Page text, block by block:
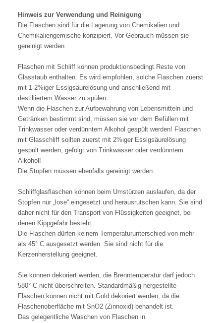
Hinweis zur Verwendung und Reinigung
Die Flaschen sind für die Lagerung von Chemikalien und
Chemikaliengemische konzipiert. Vor Gebrauch müssen sie
gereinigt werden.
Flaschen mit Schliff können produktionsbedingt Reste von
Glasstaub enthalten. Es wird empfohlen, solche Flaschen zuerst
mit 1-2%iger Essigsäurelösung und anschließend mit
destilliertem Wasser zu spülen.
Wenn die Flaschen zur Aufbewahrung von Lebensmitteln und
Getränken bestimmt sind, müssen sie vor dem Befüllen mit
Trinkwasser oder verdünntem Alkohol gespült werden! Flaschen
mit Glasschliff sollten zuerst mit 2%iger Essigsäurelösung
gespült werden, gefolgt von Trinkwasser oder verdünntem
Alkohol!
Die Stopfen müssen ebenfalls gereinigt werden.
Schliffglasflaschen können beim Umstürzen auslaufen, da der
Stopfen nur „lose“ eingesetzt und herausrutschen kann. Sie sind
daher nicht für den Transport von Flüssigkeiten geeignet, bei
denen Kippgefahr besteht.
Die Flaschen dürfen keinem Temperaturunterschied von mehr
als 45° C ausgesetzt werden. Sie sind nicht für die
Kerzenherstellung geeignet.
Sie können dekoriert werden, die Brenntemperatur darf jedoch
580° C nicht überschreiten. Standardmäßig hergestellte
Flaschen können nicht mit Gold dekoriert werden, da die
Flaschenoberfläche mit SnO2 (Zinnoxid) behandelt ist.
Das gelegentliche Waschen von Flaschen in